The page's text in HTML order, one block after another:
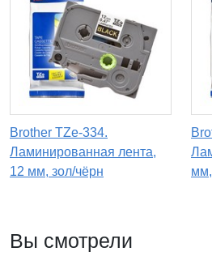
Brother TZe-334.
Ламинированная лента,
12 мм, зол/чёрн
Вы смотрели